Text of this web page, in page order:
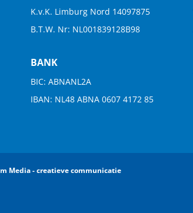
K.v.K. Limburg Nord 14097875
B.T.W. Nr: NL001839128B98
BANK
BIC: ABNANL2A
IBAN: NL48 ABNA 0607 4172 85
Media - creatieve communicatie